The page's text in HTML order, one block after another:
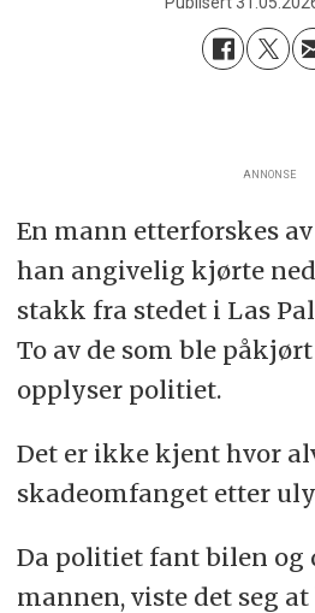
ANNONSE
En mann etterforskes
han angivelig kjørte
stakk fra stedet i Las
To av de som ble
opplyser politiet.
Det er ikke kjent hvor
skadeomfanget etter
Da politiet fant bilen og
mannen, viste det seg